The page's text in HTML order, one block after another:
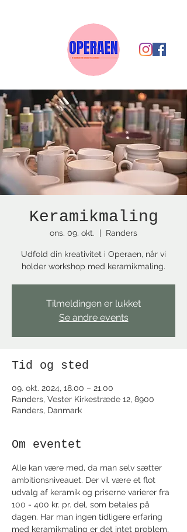
Keramikmaling
ons. 09. okt.
  |
Randers
Udfold din kreativitet i Operaen, når vi
holder workshop med keramikmaling.
Tilmeldingen er lukket
Se andre events
Tid og sted
09. okt. 2024, 18.00 – 21.00
Randers, Vester Kirkestræde 12, 8900
Randers, Danmark
Om eventet
Alle kan være med, da man selv sætter
ambitionsniveauet. Der vil være et flot
udvalg af keramik og priserne varierer fra
100 - 400 kr. pr. del, som betales på
dagen. Har man ingen tidligere erfaring
med keramikmaling er det intet problem,